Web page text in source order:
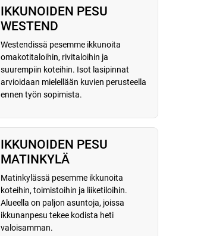
IKKUNOIDEN PESU
WESTEND
Westendissä pesemme ikkunoita
omakotitaloihin, rivitaloihin ja
suurempiin koteihin. Isot lasipinnat
arvioidaan mielellään kuvien perusteella
ennen työn sopimista.
IKKUNOIDEN PESU
MATINKYLÄ
Matinkylässä pesemme ikkunoita
koteihin, toimistoihin ja liiketiloihin.
Alueella on paljon asuntoja, joissa
ikkunanpesu tekee kodista heti
valoisamman.